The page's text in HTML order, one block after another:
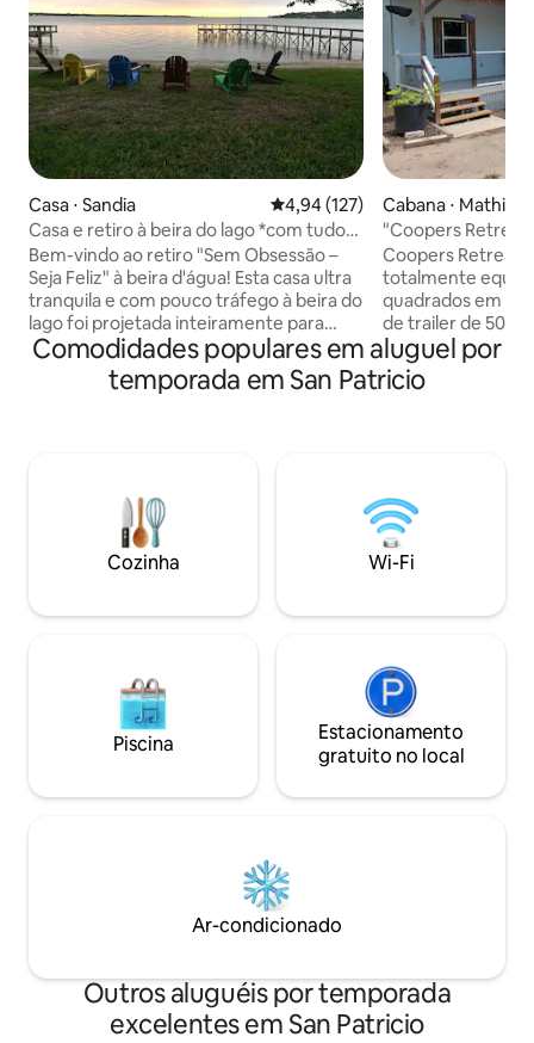
Casa ⋅ Sandia 4,94 de uma avaliação média de
4,94 (127)
Casa e retiro à beira do lago *com tudo
incluso*
Bem-vindo ao retiro "Sem Obsessão –
Seja Feliz" à beira d'água! Esta casa ultra
tranquila e com pouco tráfego à beira do
lago foi projetada inteiramente para
descanso, relaxamento e terapia
ilimitada com as ondas. No interior, um
layout espaçoso garante que todos
Os níveis de água regionais estão muito
mais baixos nesta temporada! Isso
significa que a nossa área de praia
privada fica a uma "caminhada mais
fogueiras, caminhadas e trilhas.
Cabana ⋅ Mathis
"Coopers
hidromassagem.
Coopers Retreat
totalmente
quadrados em 2
de trailer de 50
para hóspedes
Perto do Lago
hidromassagem
8 milhas (10
TX. Quarto Kg acomoda 2 pessoas, sofá-
cama acomoda 1
acomoda no
Comodidades populares em aluguel por
temporada em San Patricio
Cozinha Wi-Fi
Piscina
Estacionamento
gratuito no local
Ar-condicionado
Outros aluguéis por temporada
excelentes em San Patricio